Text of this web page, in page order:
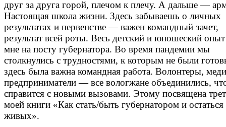
друг за друга горой, плечом к плечу. А дальше —
Настоящая школа жизни. Здесь забываешь о личных
результатах и первенстве — важен командный зачет,
результат всей роты. Весь детский и юношеский
мне на посту губернатора. Во время пандемии мы
столкнулись с трудностями, к которым не были
здесь была важна командная работа. Волонтеры,
предприниматели — все вологжане объединились,
справится с новыми вызовами. Этому посвящена
моей книги «Как стать/быть губернатором и остаться
живых».